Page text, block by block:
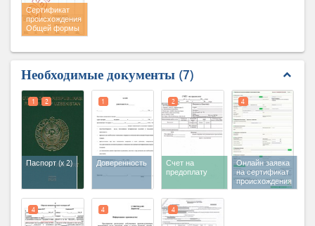
Сертификат
происхождения
Общей формы
Необходимые документы 7 expand_less
Паспорт (x 2)
1 2
Доверенность
1
Счет на
предоплату
2
Онлайн заявка
на сертификат
происхождения
4
4 4 4